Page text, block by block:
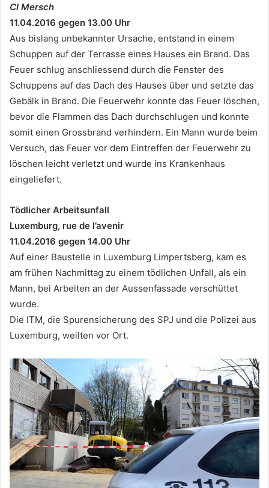
CI Mersch
11.04.2016 gegen 13.00 Uhr
Aus bislang unbekannter Ursache, entstand in einem
Schuppen auf der Terrasse eines Hauses ein Brand. Das
Feuer schlug anschliessend durch die Fenster des
Schuppens auf das Dach des Hauses über und setzte das
Gebälk in Brand. Die Feuerwehr konnte das Feuer löschen,
bevor die Flammen das Dach durchschlugen und konnte
somit einen Grossbrand verhindern. Ein Mann wurde beim
Versuch, das Feuer vor dem Eintreffen der Feuerwehr zu
löschen leicht verletzt und wurde ins Krankenhaus
eingeliefert.
Tödlicher Arbeitsunfall
Luxemburg, rue de l’avenir
11.04.2016 gegen 14.00 Uhr
Auf einer Baustelle in Luxemburg Limpertsberg, kam es
am frühen Nachmittag zu einem tödlichen Unfall, als ein
Mann, bei Arbeiten an der Aussenfassade verschüttet
wurde.
Die ITM, die Spurensicherung des SPJ und die Polizei aus
Luxemburg, weilten vor Ort.